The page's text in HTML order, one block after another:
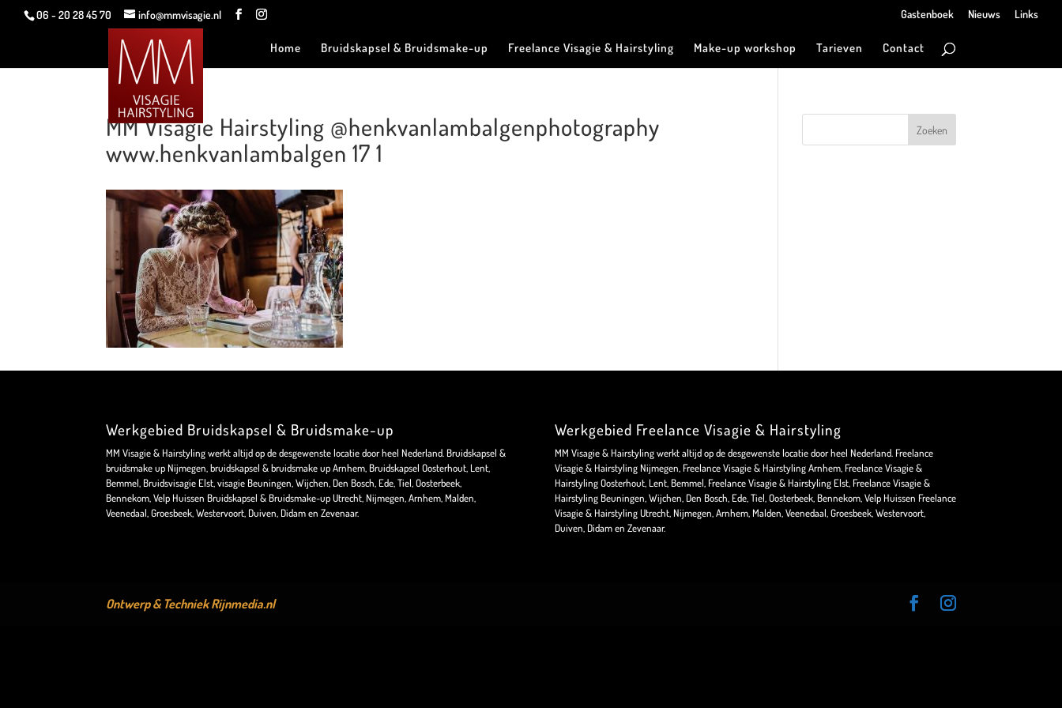
06 - 20 28 45 70 info@mmvisagie.nl Gastenboek Nieuws Links
Home Bruidskapsel & Bruidsmake-up Freelance Visagie & Hairstyling Make-up workshop Tarieven Contact
MM Visagie Hairstyling @henkvanlambalgenphotography
www.henkvanlambalgen 17 1
Werkgebied Bruidskapsel & Bruidsmake-up
MM Visagie & Hairstyling werkt altijd op de desgewenste locatie door heel Nederland. Bruidskapsel &
bruidsmake up Nijmegen, bruidskapsel & bruidsmake up Arnhem, Bruidskapsel Oosterhout, Lent,
Bemmel, Bruidsvisagie Elst, visagie Beuningen, Wijchen, Den Bosch, Ede, Tiel, Oosterbeek,
Bennekom, Velp Huissen Bruidskapsel & Bruidsmake-up Utrecht, Nijmegen, Arnhem, Malden,
Veenedaal, Groesbeek, Westervoort, Duiven, Didam en Zevenaar.
Werkgebied Freelance Visagie & Hairstyling
MM Visagie & Hairstyling werkt altijd op de desgewenste locatie door heel Nederland. Freelance
Visagie & Hairstyling Nijmegen, Freelance Visagie & Hairstyling Arnhem, Freelance Visagie &
Hairstyling Oosterhout, Lent, Bemmel, Freelance Visagie & Hairstyling Elst, Freelance Visagie &
Hairstyling Beuningen, Wijchen, Den Bosch, Ede, Tiel, Oosterbeek, Bennekom, Velp Huissen Freelance
Visagie & Hairstyling Utrecht, Nijmegen, Arnhem, Malden, Veenedaal, Groesbeek, Westervoort,
Duiven, Didam en Zevenaar.
Ontwerp & TechniekRijnmedia.nl